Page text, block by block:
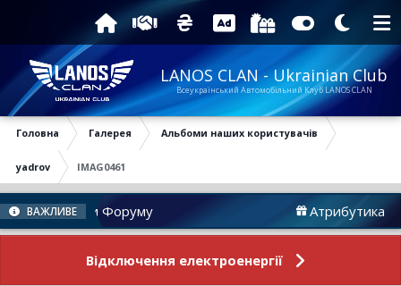
LANOS CLAN - Ukrainian Club
Всеукраїнський Автомобільний Клуб LANOS CLAN
Головна Галерея Альбоми наших користувачів
yadrov IMAG0461
ВАЖЛИВЕ
Новини Форуму Атрибутика
Відключення електроенергії